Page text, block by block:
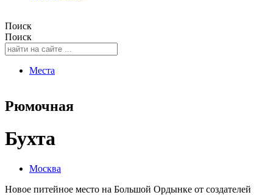
Поиск
Поиск
Места
Рюмочная
Бухта
Москва
Новое питейное место на Большой Ордынке от создателей